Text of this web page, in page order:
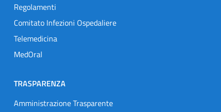
Regolamenti
Comitato Infezioni Ospedaliere
Telemedicina
MedOral
TRASPARENZA
Amministrazione Trasparente